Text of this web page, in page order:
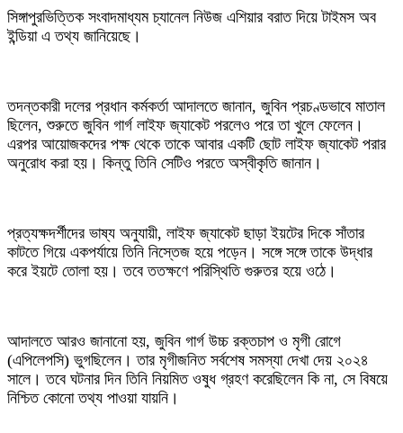
সিঙ্গাপুরভিত্তিক সংবাদমাধ্যম চ্যানেল নিউজ এশিয়ার বরাত দিয়ে টাইমস অব
ইন্ডিয়া এ তথ্য জানিয়েছে।
তদন্তকারী দলের প্রধান কর্মকর্তা আদালতে জানান, জুবিন প্রচণ্ডভাবে মাতাল
ছিলেন, শুরুতে জুবিন গার্গ লাইফ জ্যাকেট পরলেও পরে তা খুলে ফেলেন।
এরপর আয়োজকদের পক্ষ থেকে তাকে আবার একটি ছোট লাইফ জ্যাকেট পরার
অনুরোধ করা হয়। কিন্তু তিনি সেটিও পরতে অস্বীকৃতি জানান।
প্রত্যক্ষদর্শীদের ভাষ্য অনুযায়ী, লাইফ জ্যাকেট ছাড়া ইয়টের দিকে সাঁতার
কাটতে গিয়ে একপর্যায়ে তিনি নিস্তেজ হয়ে পড়েন। সঙ্গে সঙ্গে তাকে উদ্ধার
করে ইয়টে তোলা হয়। তবে ততক্ষণে পরিস্থিতি গুরুতর হয়ে ওঠে।
আদালতে আরও জানানো হয়, জুবিন গার্গ উচ্চ রক্তচাপ ও মৃগী রোগে
(এপিলেপসি) ভুগছিলেন। তার মৃগীজনিত সর্বশেষ সমস্যা দেখা দেয় ২০২৪
সালে। তবে ঘটনার দিন তিনি নিয়মিত ওষুধ গ্রহণ করেছিলেন কি না, সে বিষয়ে
নিশ্চিত কোনো তথ্য পাওয়া যায়নি।